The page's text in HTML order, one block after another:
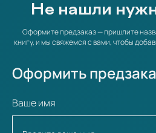
Не нашли
Оформите предзаказ — пришлите
книгу, и мы свяжемся с вами, чтобы
Оформить
Ваше имя